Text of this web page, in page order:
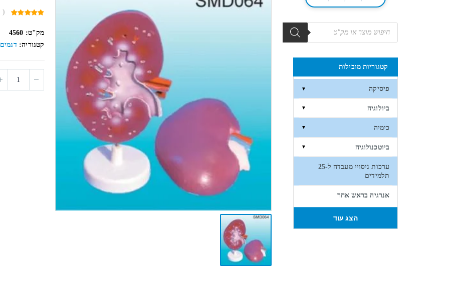
out
of
5
(
מק"ט: 4560
קטגוריה: דגמים
מוצרים
search
קטגוריות מובילות
פיסיקה ▼
ביולוגיה ▼
כימיה ▼
ביוטכנולוגיה ▼
ערכות ניסויי מעבדה ל-25
תלמידים
אנרגיה בראש אחר
הצג עוד